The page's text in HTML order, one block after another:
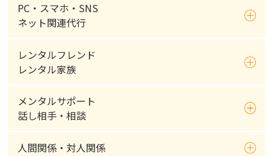
PC・スマホ・SNS
ネット関連代行
レンタルフレンド
レンタル家族
メンタルサポート
話し相手・相談
人間関係・対人関係